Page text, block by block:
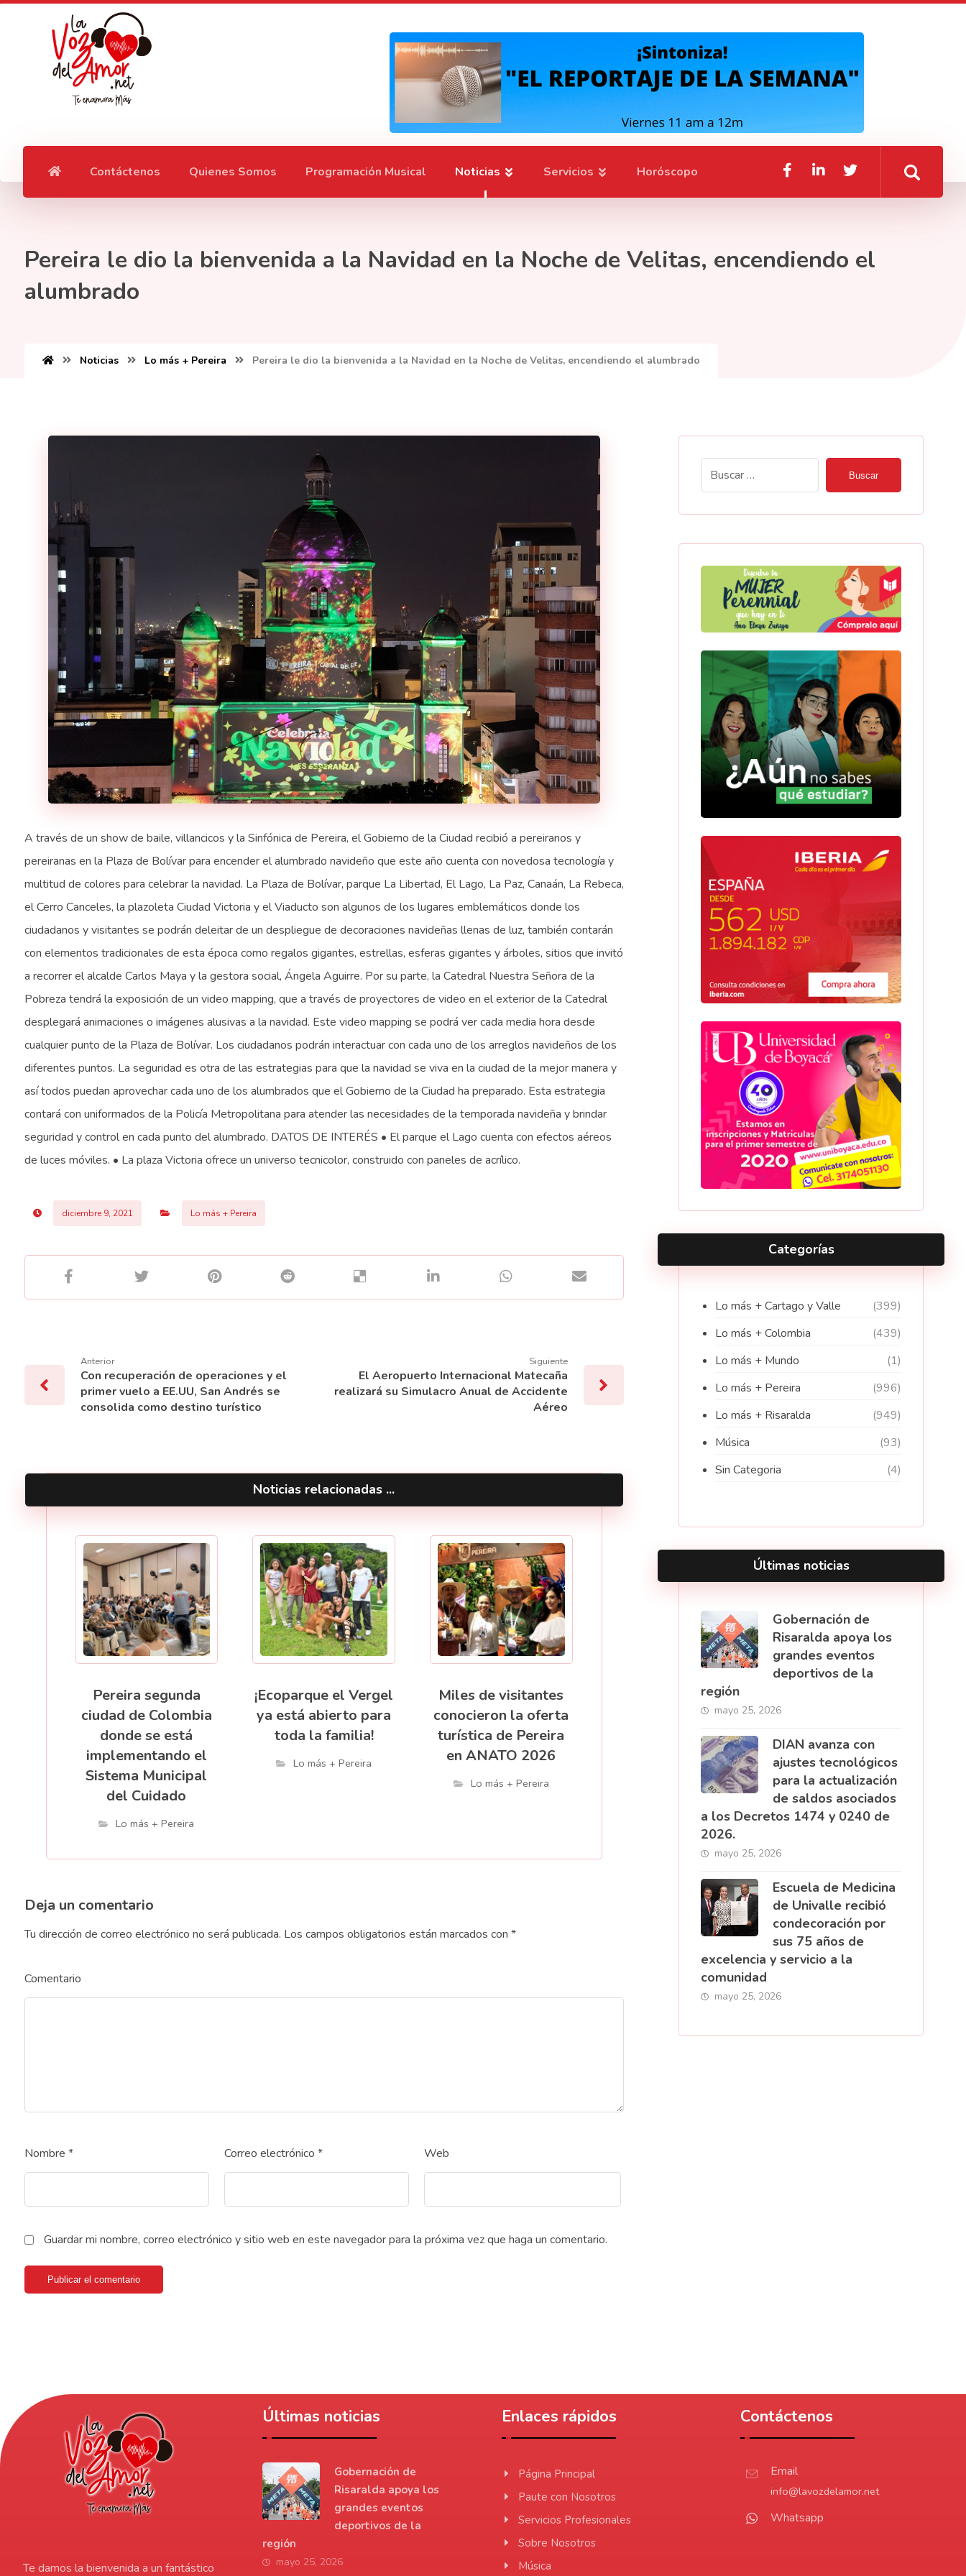
Contáctenos Quienes Somos Programación Musical Noticias Servicios Horóscopo
Pereira le dio la bienvenida a la Navidad en la Noche de Velitas, encendiendo el
alumbrado
Noticias Lo más + Pereira Pereira le dio la bienvenida a la Navidad en la Noche de Velitas, encendiendo el alumbrado
A través de un show de baile, villancicos y la Sinfónica de Pereira, el Gobierno de la Ciudad recibió a pereiranos y
pereiranas en la Plaza de Bolívar para encender el alumbrado navideño que este año cuenta con novedosa tecnología y
multitud de colores para celebrar la navidad. La Plaza de Bolívar, parque La Libertad, El Lago, La Paz, Canaán, La Rebeca,
el Cerro Canceles, la plazoleta Ciudad Victoria y el Viaducto son algunos de los lugares emblemáticos donde los
ciudadanos y visitantes se podrán deleitar de un despliegue de decoraciones navideñas llenas de luz, también contarán
con elementos tradicionales de esta época como regalos gigantes, estrellas, esferas gigantes y árboles, sitios que invitó
a recorrer el alcalde Carlos Maya y la gestora social, Ángela Aguirre. Por su parte, la Catedral Nuestra Señora de la
Pobreza tendrá la exposición de un video mapping, que a través de proyectores de video en el exterior de la Catedral
desplegará animaciones o imágenes alusivas a la navidad. Este video mapping se podrá ver cada media hora desde
cualquier punto de la Plaza de Bolívar. Los ciudadanos podrán interactuar con cada uno de los arreglos navideños de los
diferentes puntos. La seguridad es otra de las estrategias para que la navidad se viva en la ciudad de la mejor manera y
así todos puedan aprovechar cada uno de los alumbrados que el Gobierno de la Ciudad ha preparado. Esta estrategia
contará con uniformados de la Policía Metropolitana para atender las necesidades de la temporada navideña y brindar
seguridad y control en cada punto del alumbrado. DATOS DE INTERÉS • El parque el Lago cuenta con efectos aéreos
de luces móviles. • La plaza Victoria ofrece un universo tecnicolor, construido con paneles de acrílico.
diciembre 9, 2021 Lo más + Pereira
Anterior
Con recuperación de operaciones y el
primer vuelo a EE.UU, San Andrés se
consolida como destino turístico
Siguiente
El Aeropuerto Internacional Matecaña
realizará su Simulacro Anual de Accidente
Aéreo
Noticias relacionadas ...
Pereira segunda
ciudad de Colombia
donde se está
implementando el
Sistema Municipal
del Cuidado
Lo más + Pereira
¡Ecoparque el Vergel
ya está abierto para
toda la familia!
Lo más + Pereira
Miles de visitantes
conocieron la oferta
turística de Pereira
en ANATO 2026
Lo más + Pereira
Deja un comentario
Tu dirección de correo electrónico no será publicada. Los campos obligatorios están marcados con *
Comentario
Nombre * Correo electrónico * Web
Guardar mi nombre, correo electrónico y sitio web en este navegador para la próxima vez que haga un comentario.
Publicar el comentario
Buscar
Categorías
Lo más + Cartago y Valle
(399)
Lo más + Colombia
(439)
Lo más + Mundo
(1)
Lo más + Pereira
(996)
Lo más + Risaralda
(949)
Música
(93)
Sin Categoria
(4)
Últimas noticias
Gobernación de
Risaralda apoya los
grandes eventos
deportivos de la
región
mayo 25, 2026
DIAN avanza con
ajustes tecnológicos
para la actualización
de saldos asociados
a los Decretos 1474 y 0240 de
2026.
mayo 25, 2026
Escuela de Medicina
de Univalle recibió
condecoración por
sus 75 años de
excelencia y servicio a la
comunidad
mayo 25, 2026
Te damos la bienvenida a un fantástico
Últimas noticias
Gobernación de
Risaralda apoya los
grandes eventos
deportivos de la
región
mayo 25, 2026
Enlaces rápidos
Página Principal
Paute con Nosotros
Servicios Profesionales
Sobre Nosotros
Música
Contáctenos
Email
info@lavozdelamor.net
Whatsapp